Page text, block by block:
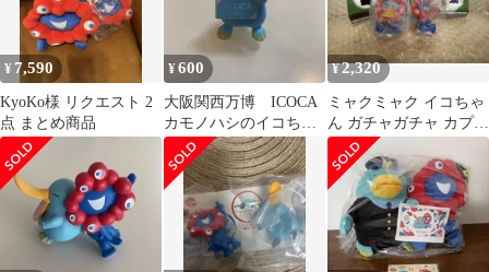
¥ 7,590
KyoKo様 リクエスト 2
点 まとめ商品
¥600
大阪関西万博 ICOCA
カモノハシのイコちゃ
ん フィギュア
¥2,320
ミャクミャク イコちゃ
ん ガチャガチャ カプセ
ルフィギュア 2種セッ
ト